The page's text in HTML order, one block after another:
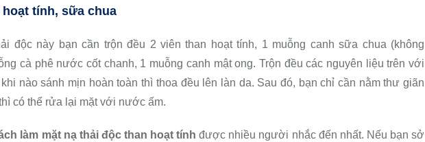
hoạt tính, sữa chua
độc này bạn cần trộn đều 2 viên than hoạt tính, 1 muỗng canh sữa chua (không
cà phê nước cốt chanh, 1 muỗng canh mật ong. Trộn đều các nguyên liệu trên với
nào sánh mịn hoàn toàn thì thoa đều lên làn da. Sau đó, bạn chỉ cần nằm thư giãn
có thể rửa lại mặt với nước ấm.
làm mặt nạ thải độc than hoạt tính được nhiều người nhắc đến nhất. Nếu bạn sở